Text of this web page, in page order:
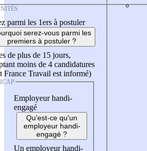
parmi les 1ers à postuler
serez-vous parmi les
premiers à postuler ?
de plus de 15 jours,
moins de 4 candidatures
France Travail est informé)
Employeur handi-
engagé
Qu'est-ce qu'un
employeur handi-
engagé ?
Un employeur handi-